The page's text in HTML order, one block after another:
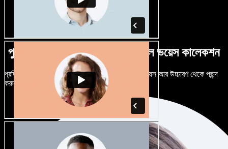
পুরুষ-নারী ভেদে নানান উচ্চারণে বিশাল ভয়েস কালেকশন
প্রতিটি প্রজেক্টকে আলাদা শোনাতে দিন। শত শত AI ভয়েস আর উচ্চারণ থেকে পছন্দ
করুন, নিজের মতো টিউন করুন।